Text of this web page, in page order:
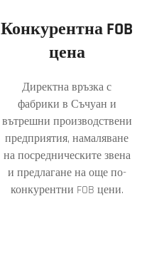
Конкурентна FOB
цена
Директна връзка с
фабрики в Съчуан и
вътрешни производствени
предприятия, намаляване
на посредническите звена
и предлагане на още по-
конкурентни FOB цени.